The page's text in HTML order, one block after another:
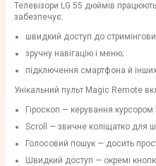
Телевізори LG 55 дюймів
забезпечує:
швидкий доступ до
зручну навігацію і меню;
підключення смартфона й інших
Унікальний пульт Magic Remote
Гіроскоп — керування
Scroll — звичне коліщатко для
Голосовий пошук — досить
Швидкий доступ — окремі